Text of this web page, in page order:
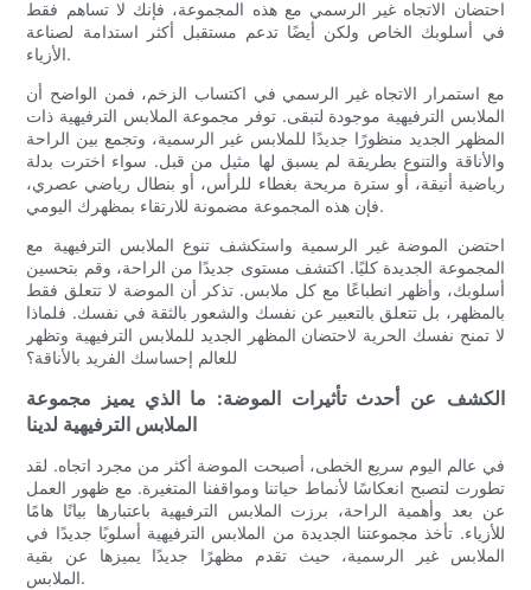
احتضان الاتجاه غير الرسمي مع هذه المجموعة، فإنك لا تساهم فقط
في أسلوبك الخاص ولكن أيضًا تدعم مستقبل أكثر استدامة لصناعة
الأزياء.
مع استمرار الاتجاه غير الرسمي في اكتساب الزخم، فمن الواضح أن
الملابس الترفيهية موجودة لتبقى. توفر مجموعة الملابس الترفيهية ذات
المظهر الجديد منظورًا جديدًا للملابس غير الرسمية، وتجمع بين الراحة
والأناقة والتنوع بطريقة لم يسبق لها مثيل من قبل. سواء اخترت بدلة
رياضية أنيقة، أو سترة مريحة بغطاء للرأس، أو بنطال رياضي عصري،
فإن هذه المجموعة مضمونة للارتقاء بمظهرك اليومي.
احتضن الموضة غير الرسمية واستكشف تنوع الملابس الترفيهية مع
المجموعة الجديدة كليًا. اكتشف مستوى جديدًا من الراحة، وقم بتحسين
أسلوبك، وأظهر انطباعًا مع كل ملابس. تذكر أن الموضة لا تتعلق فقط
بالمظهر، بل تتعلق بالتعبير عن نفسك والشعور بالثقة في نفسك. فلماذا
لا تمنح نفسك الحرية لاحتضان المظهر الجديد للملابس الترفيهية وتظهر
للعالم إحساسك الفريد بالأناقة؟
الكشف عن أحدث تأثيرات الموضة: ما الذي يميز مجموعة
الملابس الترفيهية لدينا
في عالم اليوم سريع الخطى، أصبحت الموضة أكثر من مجرد اتجاه. لقد
تطورت لتصبح انعكاسًا لأنماط حياتنا ومواقفنا المتغيرة. مع ظهور العمل
عن بعد وأهمية الراحة، برزت الملابس الترفيهية باعتبارها بيانًا هامًا
للأزياء. تأخذ مجموعتنا الجديدة من الملابس الترفيهية أسلوبًا جديدًا في
الملابس غير الرسمية، حيث تقدم مظهرًا جديدًا يميزها عن بقية
الملابس.